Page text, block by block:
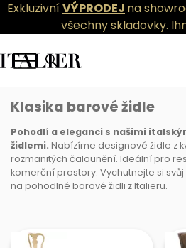
ExkluzivníVÝPRODEJ na
všechny skladovky.
Klasika barové židle
Klasika barové židle
Pohodlí a eleganci s našimi
židlemi. Nabízíme designové židle z
rozmanitých čalounění. Ideální pro
komerční prostory. Vychutnejte si
na pohodlné barové židli z Italieru.